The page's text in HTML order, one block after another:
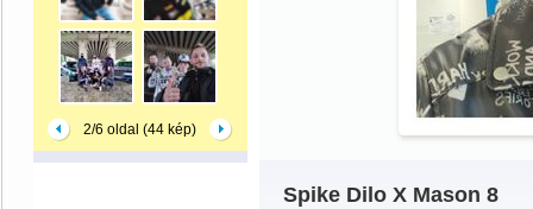
2/6 oldal (44 kép)
Spike Dilo X Mason 8